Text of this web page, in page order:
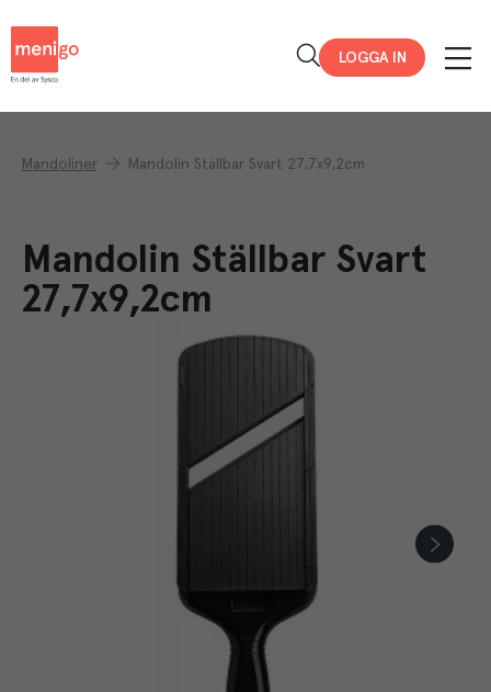
LOGGA IN
Mandoliner Mandolin Ställbar Svart 27,7x9,2cm
Mandolin Ställbar Svart
27,7x9,2cm